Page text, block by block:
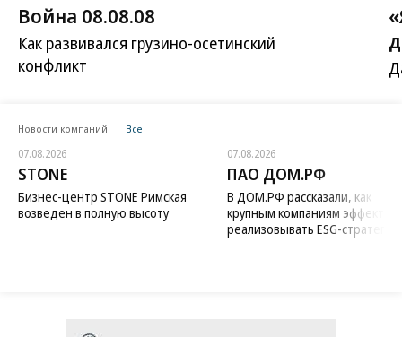
Война 08.08.08
Как развивался грузино-осетинский
конфликт
Новости компаний Все
07.08.2026
STONE
Бизнес-центр STONE Римская
возведен в полную высоту
07.08.2026
ПАО ДОМ.РФ
В ДОМ.РФ рассказали, как
крупным компаниям
реализовывать ESG-стратегию